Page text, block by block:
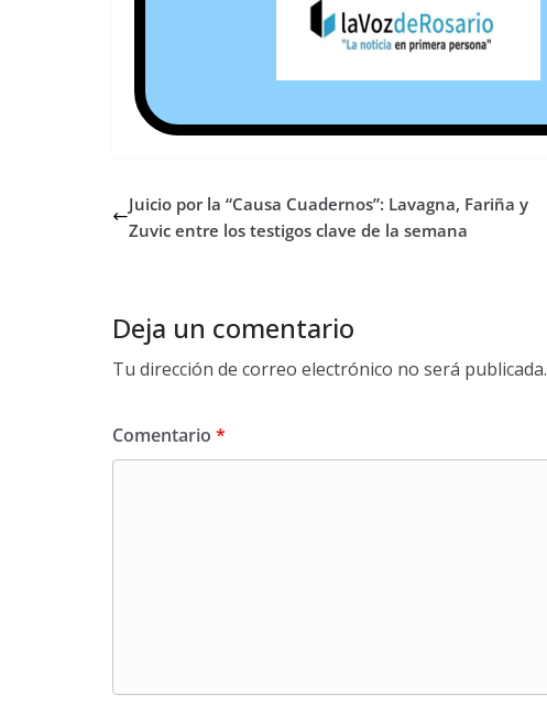
Juicio por la “Causa Cuadernos”: Lavagna, Fariña y
Zuvic entre los testigos clave de la semana
Deja un comentario
Tu dirección de correo electrónico no será publicada.
Comentario *